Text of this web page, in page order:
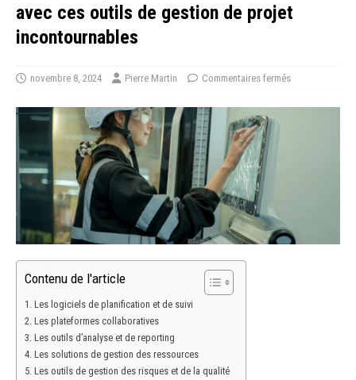
avec ces outils de gestion de projet
incontournables
novembre 8, 2024 Pierre Martin Commentaires fermés
Contenu de l'article
Les logiciels de planification et de suivi
Les plateformes collaboratives
Les outils d’analyse et de reporting
Les solutions de gestion des ressources
Les outils de gestion des risques et de la qualité